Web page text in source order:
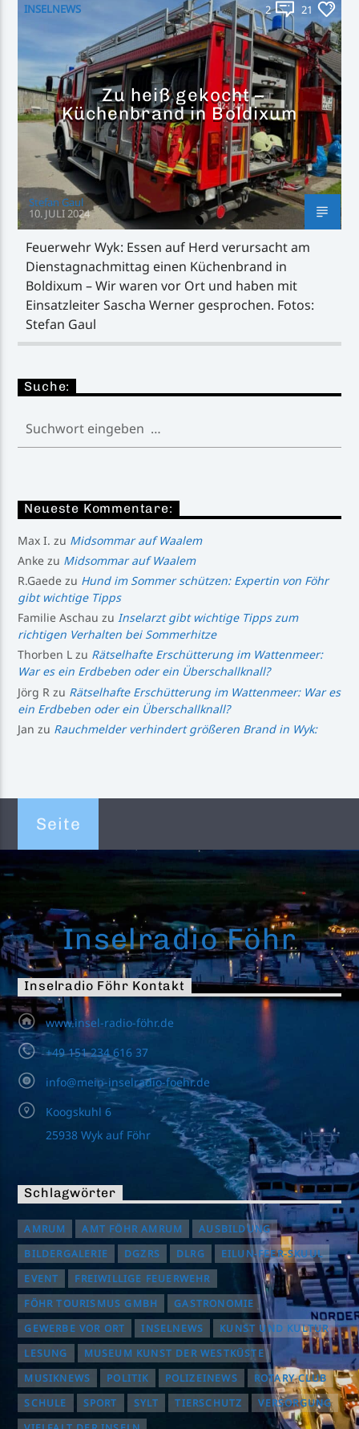
INSELNEWS 2 21
Zu heiß gekocht –
Küchenbrand in Boldixum
Stefan Gaul
10. JULI 2024
Feuerwehr Wyk: Essen auf Herd verursacht am
Dienstagnachmittag einen Küchenbrand in
Boldixum – Wir waren vor Ort und haben mit
Einsatzleiter Sascha Werner gesprochen. Fotos:
Stefan Gaul
Suche:
Neueste Kommentare:
Max I. zu Midsommar auf Waalem
Anke zu Midsommar auf Waalem
R.Gaede zu Hund im Sommer schützen: Expertin von Föhr
gibt wichtige Tipps
Familie Aschau zuInselarzt gibt wichtige Tipps zum
richtigen Verhalten bei Sommerhitze
Thorben L zu Rätselhafte Erschütterung im Wattenmeer:
War es ein Erdbeben oder ein Überschallknall?
Jörg R zu Rätselhafte Erschütterung im Wattenmeer: War es
ein Erdbeben oder ein Überschallknall?
Jan zu Rauchmelder verhindert größeren Brand in Wyk:
Seite
Inselradio Föhr
Inselradio Föhr Kontakt
www.insel-radio-föhr.de
+49 151 234 616 37
info@mein-inselradio-foehr.de
Koogskuhl 6
25938 Wyk auf Föhr
Schlagwörter
AMRUM AMT FÖHR AMRUM
AUSBILDUNG
BILDERGALERIE
DGZRS DLRG
EILUN-FEER-SKUUL
EVENT
FREIWILLIGE FEUERWEHR
FÖHR TOURISMUS GMBH
GASTRONOMIE
GEWERBE VOR ORT
INSELNEWS
KUNST UND KULTUR
LESUNG
MUSEUM KUNST DER WESTKÜSTE
MUSIKNEWS
POLITIK POLIZEINEWS
ROTARY CLUB
SCHULE
SPORT SYLT TIERSCHUTZ
VERSORGUNG